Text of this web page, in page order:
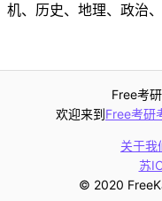
机、历史、地理、政治
Free考
欢迎来到Free考研
关于我
苏
© 2020